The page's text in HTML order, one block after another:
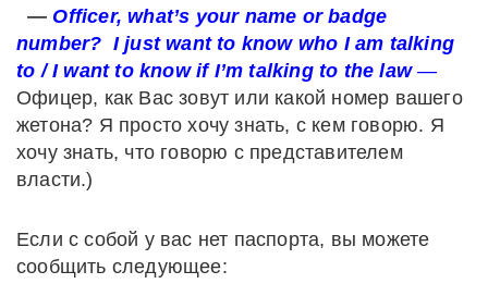
— Officer, what’s your name or badge
number? I just want to know who I am talking
to / I want to know if I’m talking to the law—
Офицер, как Вас зовут или какой номер вашего
жетона? Я просто хочу знать, с кем говорю. Я
хочу знать, что говорю с представителем
власти.)
Если с собой у вас нет паспорта, вы можете
сообщить следующее: